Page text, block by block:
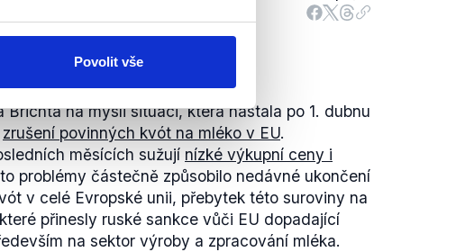
Povolit vše
citlivých věcech je podle mého názoru velmi
Brichta na mysli situaci, která nastala po 1. dubnu
zrušení povinných kvót na mléko v EU.
měsících sužují nízké výkupní ceny i
problémy částečně způsobilo nedávné ukončení
v celé Evropské unii, přebytek této suroviny na
přinesly ruské sankce vůči EU dopadající
na sektor výroby a zpracování mléka.